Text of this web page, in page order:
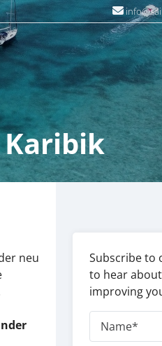
neu
Subscribe to
to hear
improving